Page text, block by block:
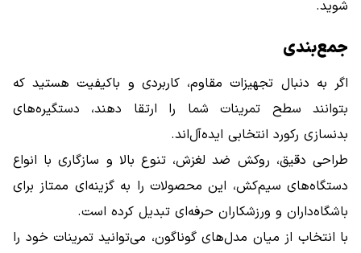
شوید.
جمع‌بندی
اگر به دنبال تجهیزات مقاوم، کاربردی و باکیفیت هستید که
بتوانند سطح تمرینات شما را ارتقا دهند، دستگیره‌های
بدنسازی رکورد انتخابی ایده‌آل‌اند.
طراحی دقیق، روکش ضد لغزش، تنوع بالا و سازگاری با انواع
دستگاه‌های سیم‌کش، این محصولات را به گزینه‌ای ممتاز برای
باشگاه‌داران و ورزشکاران حرفه‌ای تبدیل کرده است.
با انتخاب از میان مدل‌های گوناگون، می‌توانید تمرینات خود را